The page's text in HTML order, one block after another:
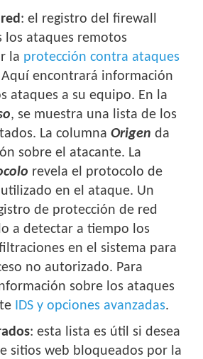
: el registro del firewall
los ataques remotos
la protección contra ataques
encontrará información
ataques a su equipo. En la
, se muestra una lista de los
La columnaOrigen da
sobre el atacante. La
revela el protocolo de
en el ataque. Un
de protección de red
a detectar a tiempo los
en el sistema para
no autorizado. Para
sobre los ataques
IDS y opciones avanzadas.
: esta lista es útil si desea
sitios web bloqueados por la